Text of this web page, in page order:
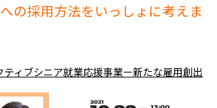
の採用方法をいっしょに考えま
ティブシニア就業応援事業ー新たな雇用創出